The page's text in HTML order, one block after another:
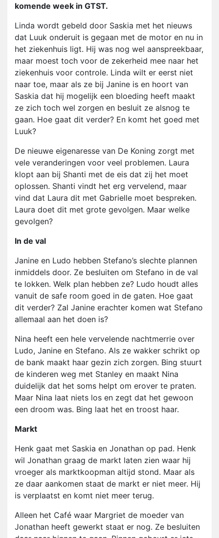
komende week in GTST.
Linda wordt gebeld door Saskia met het nieuws
dat Luuk onderuit is gegaan met de motor en nu in
het ziekenhuis ligt. Hij was nog wel aanspreekbaar,
maar moest toch voor de zekerheid mee naar het
ziekenhuis voor controle. Linda wilt er eerst niet
naar toe, maar als ze bij Janine is en hoort van
Saskia dat hij mogelijk een bloeding heeft maakt
ze zich toch wel zorgen en besluit ze alsnog te
gaan. Hoe gaat dit verder? En komt het goed met
Luuk?
De nieuwe eigenaresse van De Koning zorgt met
vele veranderingen voor veel problemen. Laura
klopt aan bij Shanti met de eis dat zij het moet
oplossen. Shanti vindt het erg vervelend, maar
vind dat Laura dit met Gabrielle moet bespreken.
Laura doet dit met grote gevolgen. Maar welke
gevolgen?
In de val
Janine en Ludo hebben Stefano’s slechte plannen
inmiddels door. Ze besluiten om Stefano in de val
te lokken. Welk plan hebben ze? Ludo houdt alles
vanuit de safe room goed in de gaten. Hoe gaat
dit verder? Zal Janine erachter komen wat Stefano
allemaal aan het doen is?
Nina heeft een hele vervelende nachtmerrie over
Ludo, Janine en Stefano. Als ze wakker schrikt op
de bank maakt haar gezin zich zorgen. Bing stuurt
de kinderen weg met Stanley en maakt Nina
duidelijk dat het soms helpt om erover te praten.
Maar Nina laat niets los en zegt dat het gewoon
een droom was. Bing laat het en troost haar.
Markt
Henk gaat met Saskia en Jonathan op pad. Henk
wil Jonathan graag de markt laten zien waar hij
vroeger als marktkoopman altijd stond. Maar als
ze daar aankomen staat de markt er niet meer. Hij
is verplaatst en komt niet meer terug.
Alleen het Café waar Margriet de moeder van
Jonathan heeft gewerkt staat er nog. Ze besluiten